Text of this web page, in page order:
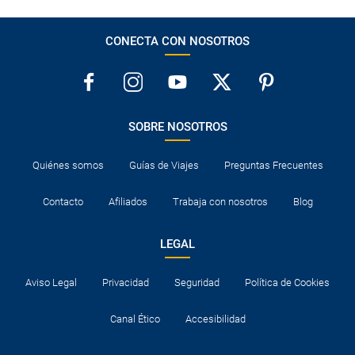
¿Cuántas veces debo imprimir el bono de los
CONECTA CON NOSOTROS
SOBRE NOSOTROS
Quiénes somos Guías de Viajes Preguntas Frecuentes
Contacto Afiliados Trabaja con nosotros Blog
LEGAL
Aviso Legal Privacidad Seguridad Política de Cookies
Canal Ético Accesibilidad